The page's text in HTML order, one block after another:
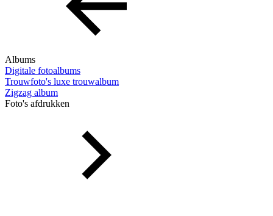
Albums
Digitale fotoalbums
Trouwfoto's luxe trouwalbum
Zigzag album
Foto's afdrukken